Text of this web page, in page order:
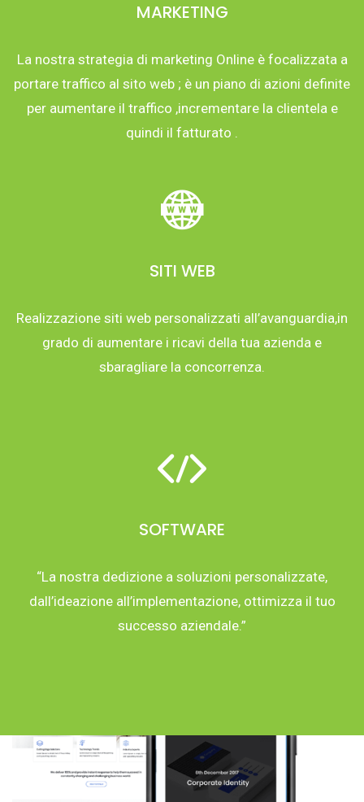
MARKETING
La nostra strategia di marketing Online è focalizzata a
portare traffico al sito web ; è un piano di azioni definite
per aumentare il traffico ,incrementare la clientela e
quindi il fatturato .
SITI WEB
Realizzazione siti web personalizzati all’avanguardia,in
grado di aumentare i ricavi della tua azienda e
sbaragliare la concorrenza.
SOFTWARE
“La nostra dedizione a soluzioni personalizzate,
dall’ideazione all’implementazione, ottimizza il tuo
successo aziendale.”